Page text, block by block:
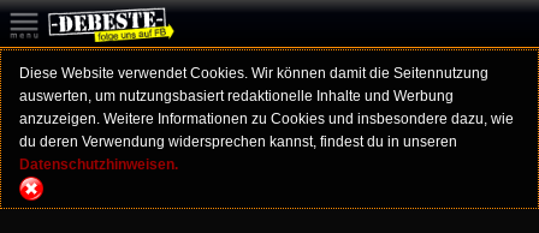
Diese Website verwendet Cookies. Wir können damit die Seitennutzung
auswerten, um nutzungsbasiert redaktionelle Inhalte und Werbung
anzuzeigen. Weitere Informationen zu Cookies und insbesondere dazu, wie
du deren Verwendung widersprechen kannst, findest du in unseren
Datenschutzhinweisen.